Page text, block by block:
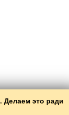
Делаем это ради